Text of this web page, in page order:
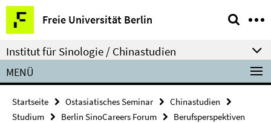
Springe
direkt
zu
Inhalt
Freie Universität Berlin
Service-
Navigation
Institut für Sinologie / Chinastudien
MENÜ
Startseite Ostasiatisches Seminar
Chinastudien
Studium
Berlin SinoCareers Forum
Berufsperspektiven